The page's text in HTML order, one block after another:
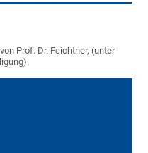
Prof. Dr. Feichtner, (unter